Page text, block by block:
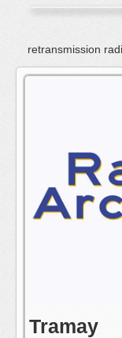
Accueil
Emissions
La radio
L'équipe
retransmission
Tramay